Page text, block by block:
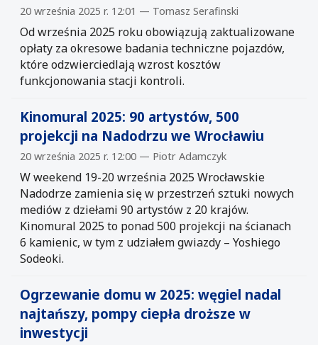
20 września 2025 r. 12:01 — Tomasz Serafinski
Od września 2025 roku obowiązują zaktualizowane
opłaty za okresowe badania techniczne pojazdów,
które odzwierciedlają wzrost kosztów
funkcjonowania stacji kontroli.
Kinomural 2025: 90 artystów, 500
projekcji na Nadodrzu we Wrocławiu
20 września 2025 r. 12:00 — Piotr Adamczyk
W weekend 19-20 września 2025 Wrocławskie
Nadodrze zamienia się w przestrzeń sztuki nowych
mediów z dziełami 90 artystów z 20 krajów.
Kinomural 2025 to ponad 500 projekcji na ścianach
6 kamienic, w tym z udziałem gwiazdy – Yoshiego
Sodeoki.
Ogrzewanie domu w 2025: węgiel nadal
najtańszy, pompy ciepła droższe w
inwestycji